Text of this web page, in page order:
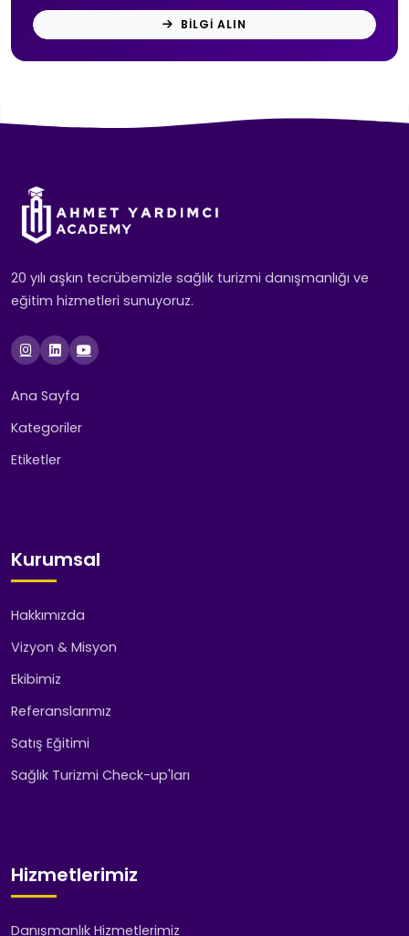
BILGI ALIN
20 yılı aşkın tecrübemizle sağlık turizmi danışmanlığı ve
eğitim hizmetleri sunuyoruz.
Ana Sayfa
Kategoriler
Etiketler
Kurumsal
Hakkımızda
Vizyon & Misyon
Ekibimiz
Referanslarımız
Satış Eğitimi
Sağlık Turizmi Check-up'ları
Hizmetlerimiz
Danışmanlık Hizmetlerimiz